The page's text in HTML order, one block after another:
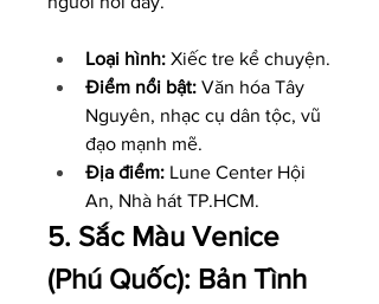
Loại hình: Xiếc tre kể chuyện.
Điểm nổi bật: Văn hóa Tây
Nguyên, nhạc cụ dân tộc, vũ
đạo mạnh mẽ.
Địa điểm: Lune Center Hội
An, Nhà hát TP.HCM.
5. Sắc Màu Venice
(Phú Quốc): Bản Tình